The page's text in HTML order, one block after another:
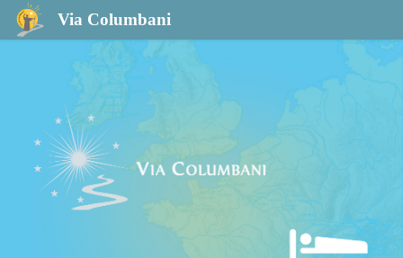
Via Columbani
Chambres d’hôtes Angèle et Roger Jaeger à Marckolsheim